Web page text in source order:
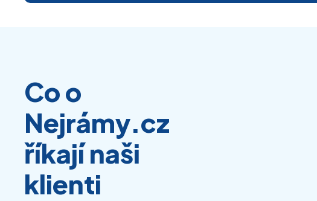
Co o
Nejrámy.cz
říkají naši
klienti